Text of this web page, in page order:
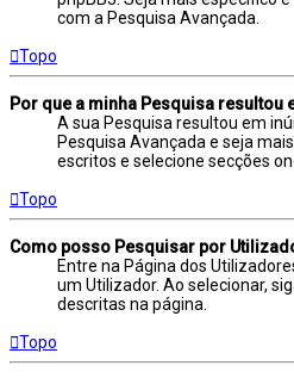
com a Pesquisa Avançada.
Topo
Por que a minha Pesquisa resultou
A sua Pesquisa resultou em
Pesquisa Avançada e seja
escritos e selecione secções
Topo
Como posso Pesquisar por
Entre na Página dos
um Utilizador. Ao selecionar,
descritas na página.
Topo